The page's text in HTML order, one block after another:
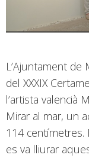
L’Ajuntament de
del XXXIX
l’artista valencià
Mirar al mar, un
114 centímetres.
es va lliurar